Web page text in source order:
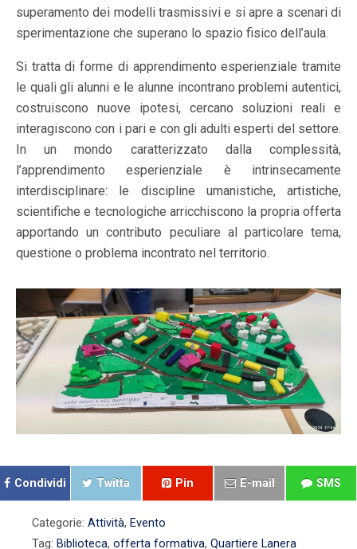
superamento dei modelli trasmissivi e si apre a scenari di
sperimentazione che superano lo spazio fisico dell’aula.
Si tratta di forme di apprendimento esperienziale tramite
le quali gli alunni e le alunne incontrano problemi autentici,
costruiscono nuove ipotesi, cercano soluzioni reali e
interagiscono con i pari e con gli adulti esperti del settore.
In un mondo caratterizzato dalla complessità,
l’apprendimento esperienziale è intrinsecamente
interdisciplinare: le discipline umanistiche, artistiche,
scientifiche e tecnologiche arricchiscono la propria offerta
apportando un contributo peculiare al particolare tema,
questione o problema incontrato nel territorio.
Condividi Twitta Pin E-mail SMS
Categorie: Attività, Evento
Tag: Biblioteca, offerta formativa, Quartiere Lanera